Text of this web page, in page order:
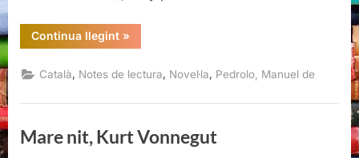
Continua llegint“Acte
de
Manuel
de
»
Català, Notes de lectura, Novel·la, Pedrolo, Manuel de
Mare nit, Kurt Vonnegut